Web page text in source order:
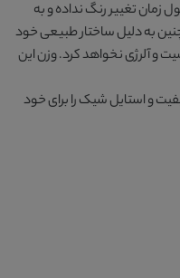
زمان تغییر رنگ نداده و به
به دلیل ساختار طبیعی خود
آلرژی نخواهد کرد. وزن این
و استایل شیک را برای خود